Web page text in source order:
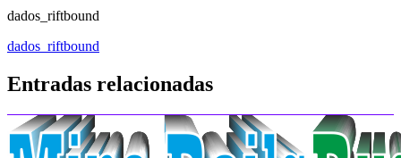
dados_riftbound
Navegación
de
entradas
dados_riftbound
Entradas relacionadas